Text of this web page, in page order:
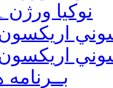
نوکیا ورژن 9.1 و 9.2
اريكسون
اريكسون